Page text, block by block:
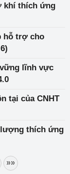
khí thích ứng
hỗ trợ cho
lĩnh vực
tại của CNHT
lượng thích ứng
»»